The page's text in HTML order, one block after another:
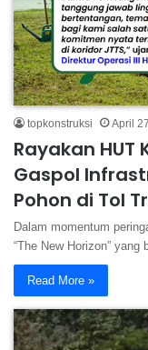
topkonstruksi April
Rayakan
Gaspol
Pohon di Tol
Dalam momentum
“The New Horizon”
Read More »